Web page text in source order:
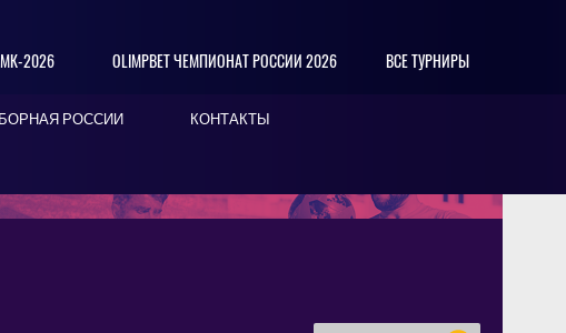
2026 OLIMPBET ЧЕМПИОНАТ РОССИИ 2026 ВСЕ ТУРНИРЫ
РОССИИ КОНТАКТЫ